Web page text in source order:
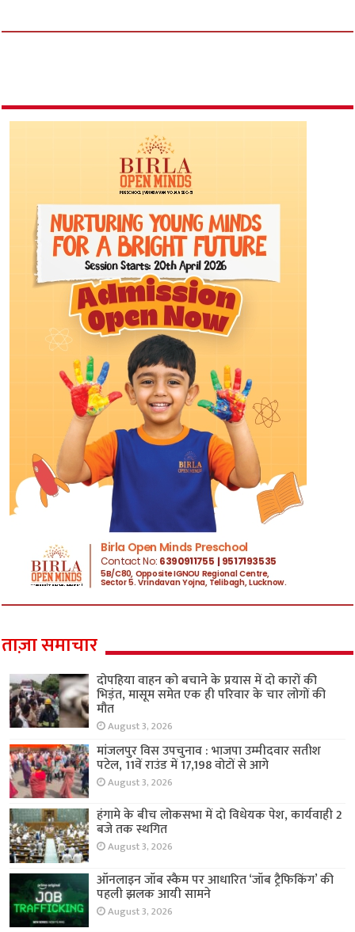
ताज़ा समाचार
दोपहिया वाहन को बचाने के प्रयास में दो कारों की
भिड़ंत, मासूम समेत एक ही परिवार के चार लोगों की
मौत
August 3, 2026
मांजलपुर विस उपचुनाव : भाजपा उम्मीदवार सतीश
पटेल, 11वें राउंड में 17,198 वोटों से आगे
August 3, 2026
हंगामे के बीच लोकसभा में दो विधेयक पेश, कार्यवाही 2
बजे तक स्थगित
August 3, 2026
ऑनलाइन जॉब स्कैम पर आधारित ‘जॉब ट्रैफिकिंग’ की
पहली झलक आयी सामने
August 3, 2026